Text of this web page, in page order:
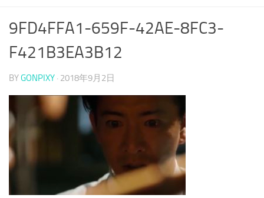
9FD4FFA1-659F-42AE-8FC3-
F421B3EA3B12
BYGONPIXY · 2018年9月2日